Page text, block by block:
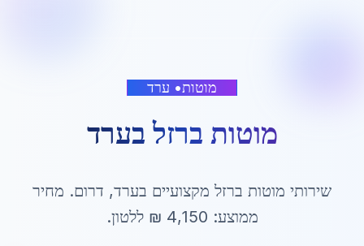
מוטות• ערד
מוטות ברזלבערד
שירותי מוטות ברזל מקצועיים בערד, דרום. מחיר
ממוצע: 4,150 ₪ ללטון.